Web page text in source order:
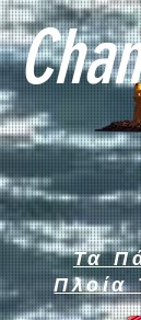
Τα